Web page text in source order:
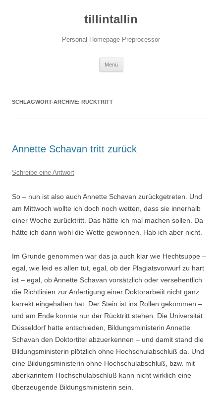
tillintallin
Personal Homepage Preprocessor
Menü
SCHLAGWORT-ARCHIVE: RÜCKTRITT
Annette Schavan tritt zurück
Schreibe eine Antwort
So – nun ist also auch Annette Schavan zurückgetreten. Und
am Mittwoch wollte ich doch noch wetten, dass sie innerhalb
einer Woche zurücktritt. Das hätte ich mal machen sollen. Da
hätte ich dann wohl die Wette gewonnen. Hab ich aber nicht.
Im Grunde genommen war das ja auch klar wie Hechtsuppe –
egal, wie leid es allen tut, egal, ob der Plagiatsvorwurf zu hart
ist – egal, ob Annette Schavan vorsätzlich oder versehentlich
die Richtlinien zur Anfertigung einer Doktorarbeiit nicht ganz
karrekt eingehalten hat. Der Stein ist ins Rollen gekommen –
und am Ende konnte nur der Rücktritt stehen. Die Universität
Düsseldorf hatte entschieden, Bildungsministerin Annette
Schavan den Doktortitel abzuerkennen – und damit stand die
Bildungsministerin plötzlich ohne Hochschulabschluß da. Und
eine Bildungsministerin ohne Hochschulabschluß, bzw. mit
aberkanntem Hochschulabschluß kann nicht wirklich eine
überzeugende Bildungsministerin sein.